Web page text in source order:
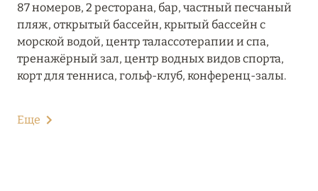
87 номеров, 2 ресторана, бар, частный песчаный
пляж, открытый бассейн, крытый бассейн с
морской водой, центр талассотерапии и спа,
тренажёрный зал, центр водных видов спорта,
корт для тенниса, гольф-клуб, конференц-залы.
Еще